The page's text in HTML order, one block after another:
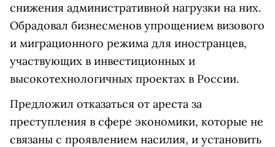
снижения административной нагрузки на них.
Обрадовал бизнесменов упрощением визового
и миграционного режима для иностранцев,
участвующих в инвестиционных и
высокотехнологичных проектах в России.
Предложил отказаться от ареста за
преступления в сфере экономики, которые не
связаны с проявлением насилия, и установить